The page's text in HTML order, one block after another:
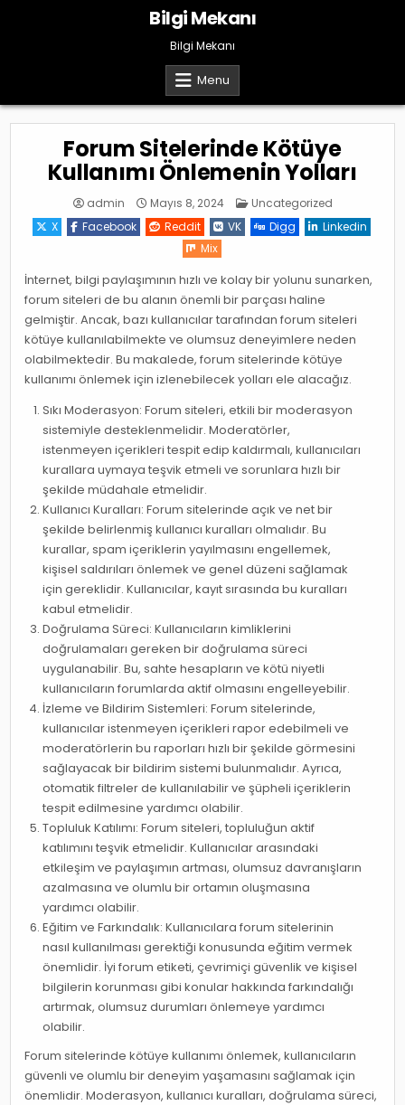
Bilgi Mekanı
Bilgi Mekanı
Menu
Forum Sitelerinde Kötüye
Kullanımı Önlemenin Yolları
admin Mayıs 8, 2024 Posted
Uncategorized
X
Facebook Reddit VK Digg
Linkedin
Mix
İnternet, bilgi paylaşımının hızlı ve kolay bir yolunu sunarken,
forum siteleri de bu alanın önemli bir parçası haline
gelmiştir. Ancak, bazı kullanıcılar tarafından forum siteleri
kötüye kullanılabilmekte ve olumsuz deneyimlere neden
olabilmektedir. Bu makalede, forum sitelerinde kötüye
kullanımı önlemek için izlenebilecek yolları ele alacağız.
Sıkı Moderasyon: Forum siteleri, etkili bir moderasyon
sistemiyle desteklenmelidir. Moderatörler,
istenmeyen içerikleri tespit edip kaldırmalı, kullanıcıları
kurallara uymaya teşvik etmeli ve sorunlara hızlı bir
şekilde müdahale etmelidir.
Kullanıcı Kuralları: Forum sitelerinde açık ve net bir
şekilde belirlenmiş kullanıcı kuralları olmalıdır. Bu
kurallar, spam içeriklerin yayılmasını engellemek,
kişisel saldırıları önlemek ve genel düzeni sağlamak
için gereklidir. Kullanıcılar, kayıt sırasında bu kuralları
kabul etmelidir.
Doğrulama Süreci: Kullanıcıların kimliklerini
doğrulamaları gereken bir doğrulama süreci
uygulanabilir. Bu, sahte hesapların ve kötü niyetli
kullanıcıların forumlarda aktif olmasını engelleyebilir.
İzleme ve Bildirim Sistemleri: Forum sitelerinde,
kullanıcılar istenmeyen içerikleri rapor edebilmeli ve
moderatörlerin bu raporları hızlı bir şekilde görmesini
sağlayacak bir bildirim sistemi bulunmalıdır. Ayrıca,
otomatik filtreler de kullanılabilir ve şüpheli içeriklerin
tespit edilmesine yardımcı olabilir.
Topluluk Katılımı: Forum siteleri, topluluğun aktif
katılımını teşvik etmelidir. Kullanıcılar arasındaki
etkileşim ve paylaşımın artması, olumsuz davranışların
azalmasına ve olumlu bir ortamın oluşmasına
yardımcı olabilir.
Eğitim ve Farkındalık: Kullanıcılara forum sitelerinin
nasıl kullanılması gerektiği konusunda eğitim vermek
önemlidir. İyi forum etiketi, çevrimiçi güvenlik ve kişisel
bilgilerin korunması gibi konular hakkında farkındalığı
artırmak, olumsuz durumları önlemeye yardımcı
olabilir.
Forum sitelerinde kötüye kullanımı önlemek, kullanıcıların
güvenli ve olumlu bir deneyim yaşamasını sağlamak için
önemlidir. Moderasyon, kullanıcı kuralları, doğrulama süreci,